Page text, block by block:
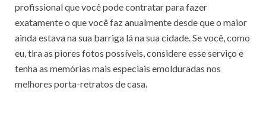
profissional que você pode contratar para fazer
exatamente o que você faz anualmente desde que o maior
ainda estava na sua barriga lá na sua cidade. Se você, como
eu, tira as piores fotos possíveis, considere esse serviço e
tenha as memórias mais especiais emolduradas nos
melhores porta-retratos de casa.